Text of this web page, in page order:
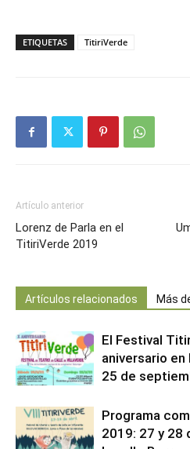
ETIQUETAS TitiriVerde
Artículo anterior
Lorenz de Parla en el
TitiriVerde 2019
Artículos relacionados Más
El Festival
aniversario
25 de
Programa
2019: 27 y 28